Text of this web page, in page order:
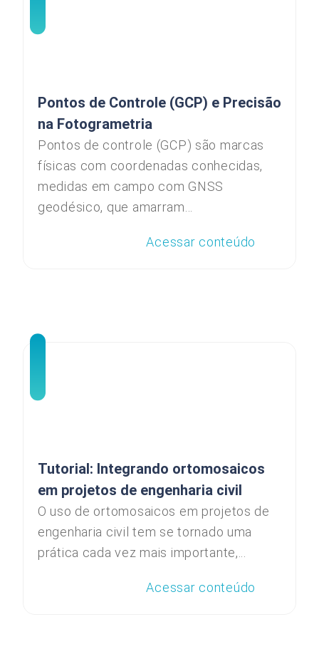
Pontos de Controle (GCP) e Precisão
na Fotogrametria
Pontos de controle (GCP) são marcas
físicas com coordenadas conhecidas,
medidas em campo com GNSS
geodésico, que amarram...
Acessar conteúdo
Tutorial: Integrando ortomosaicos
em projetos de engenharia civil
O uso de ortomosaicos em projetos de
engenharia civil tem se tornado uma
prática cada vez mais importante,...
Acessar conteúdo